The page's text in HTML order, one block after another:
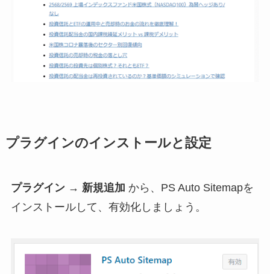
プラグインのインストールと設定
プラグイン→ 新規追加 から、PS Auto Sitemapを
インストールして、有効化しましょう。